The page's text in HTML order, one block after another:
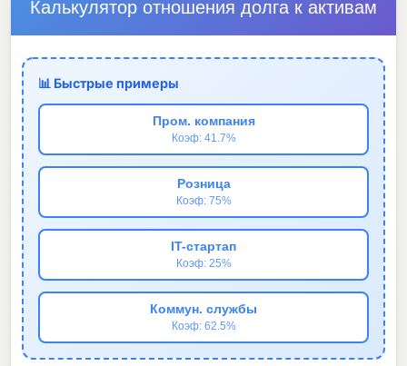
Калькулятор отношения долга к активам
📊 Быстрые примеры
Пром. компания
Коэф: 41.7%
Розница
Коэф: 75%
IT-стартап
Коэф: 25%
Коммун. службы
Коэф: 62.5%